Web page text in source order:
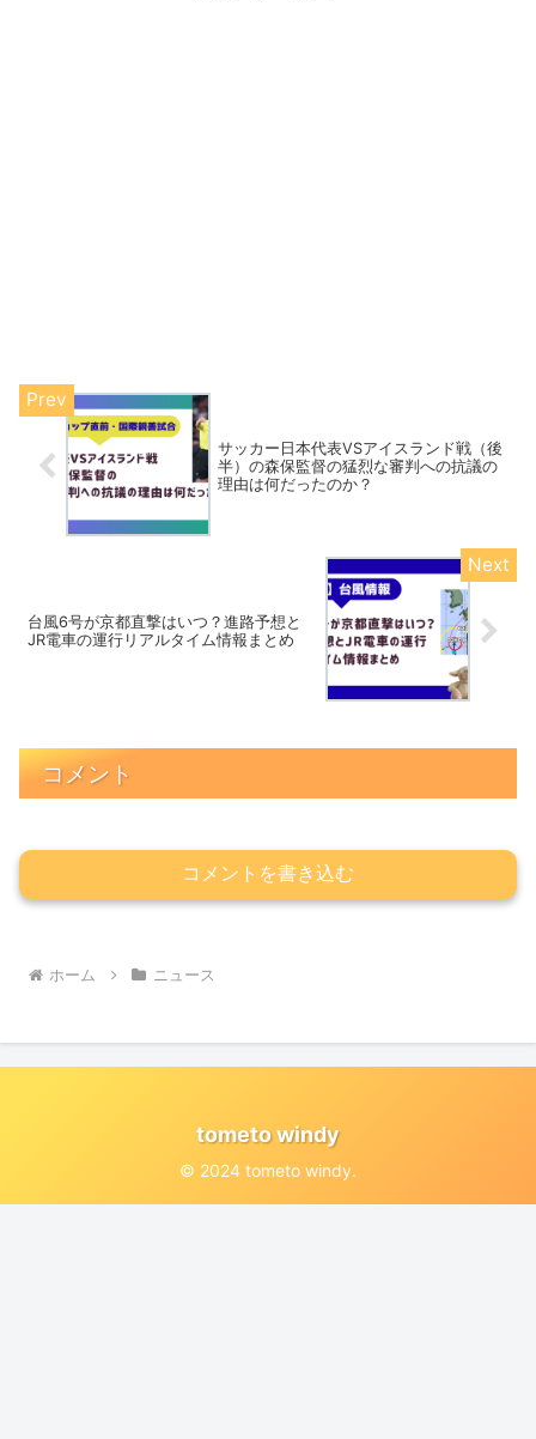
サッカー日本代表VSアイスランド戦（後
半）の森保監督の猛烈な審判への抗議の
理由は何だったのか？
台風6号が京都直撃はいつ？進路予想と
JR電車の運行リアルタイム情報まとめ
コメント
コメントを書き込む
ホーム ニュース
tometo windy
© 2024 tometo windy.